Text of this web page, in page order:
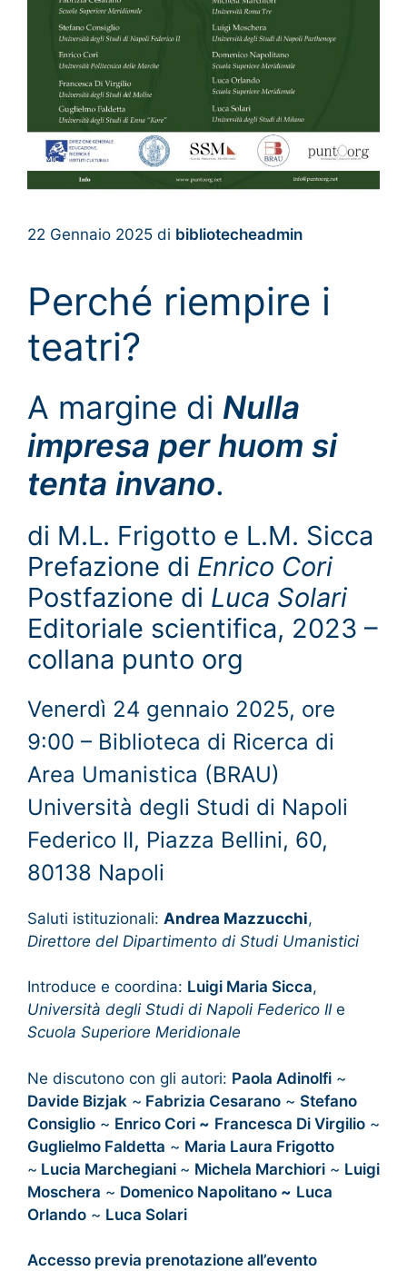
22 Gennaio 2025 di bibliotecheadmin
Perché riempire i
teatri?
A margine di Nulla
impresa per huom si
tenta invano.
di M.L. Frigotto e L.M. Sicca
Prefazione di Enrico Cori
Postfazione di Luca Solari
Editoriale scientifica, 2023 –
collana punto org
Venerdì 24 gennaio 2025, ore
9:00 – Biblioteca di Ricerca di
Area Umanistica (BRAU)
Università degli Studi di Napoli
Federico II, Piazza Bellini, 60,
80138 Napoli
Saluti istituzionali: Andrea Mazzucchi,
Direttore del Dipartimento di Studi Umanistici
Introduce e coordina: Luigi Maria Sicca,
Università degli Studi di Napoli Federico IIe
Scuola Superiore Meridionale
Ne discutono con gli autori: Paola Adinolfi ~
Davide Bizjak ~ Fabrizia Cesarano ~ Stefano
Consiglio ~ Enrico Cori ~ Francesca Di Virgilio ~
Guglielmo Faldetta ~ Maria Laura Frigotto
~ Lucia Marchegiani ~ Michela Marchiori ~ Luigi
Moschera ~ Domenico Napolitano ~ Luca
Orlando ~ Luca Solari
Accesso previa prenotazione all’evento